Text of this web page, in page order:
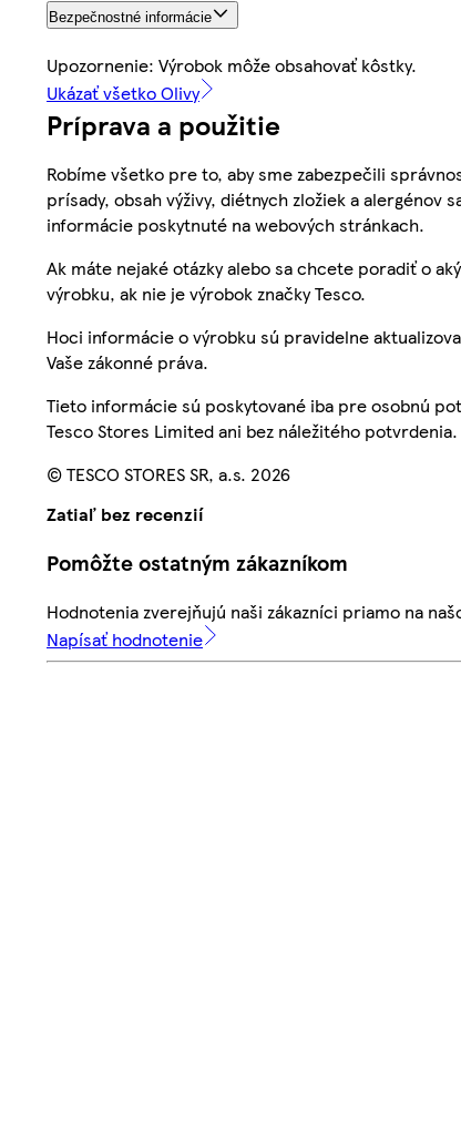
Bezpečnostné informácie
Upozornenie: Výrobok môže obsahovať kôstky.
Ukázať všetko Olivy
Príprava a použitie
Robíme všetko pre to, aby sme zabezpečili
prísady, obsah výživy, diétnych zložiek a
informácie poskytnuté na webových stránkach.
Ak máte nejaké otázky alebo sa chcete poradiť o
výrobku, ak nie je výrobok značky Tesco.
Hoci informácie o výrobku sú pravidelne
Vaše zákonné práva.
Tieto informácie sú poskytované iba pre osobnú
Tesco Stores Limited ani bez náležitého potvrdenia.
© TESCO STORES SR, a.s. 2026
Zatiaľ bez recenzií
Pomôžte ostatným zákazníkom
Hodnotenia zverejňujú naši zákazníci priamo na
Napísať hodnotenie